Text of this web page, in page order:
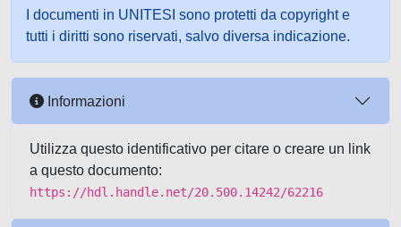
I documenti in UNITESI sono protetti da copyright e
tutti i diritti sono riservati, salvo diversa indicazione.
Informazioni
Utilizza questo identificativo per citare o creare un link
a questo documento:
https://hdl.handle.net/20.500.14242/62216